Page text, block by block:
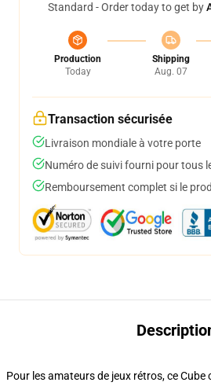
Standard - Order today to get by
Production
Today
Shipping
Aug. 07
Transaction sécurisée
Livraison mondiale à votre porte
Numéro de suivi fourni pour tous
Remboursement complet si le
Pour les amateurs de jeux rétros, ce Cube